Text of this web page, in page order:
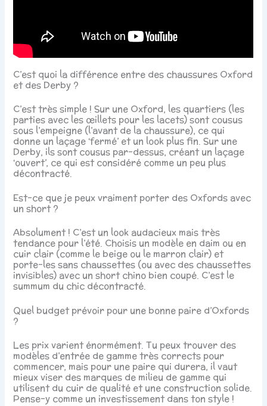
C’est quoi la différence entre des chaussures Oxford
et des Derby ?
C’est très simple ! Sur une Oxford, les quartiers (les
parties avec les œillets pour les lacets) sont cousus
sous l’empeigne (l’avant de la chaussure), ce qui
donne un laçage ‘fermé’ et un look plus fin. Sur une
Derby, ils sont cousus par-dessus, créant un laçage
‘ouvert’, ce qui est considéré comme un peu plus
décontracté.
Est-ce que je peux vraiment porter des Oxfords avec
un short ?
Absolument ! C’est un look audacieux mais très
tendance pour l’été. Choisis un modèle en daim ou en
cuir clair (comme le beige ou le marron clair) et
porte-les sans chaussettes (ou avec des chaussettes
invisibles) avec un short chino bien coupé. C’est le
summum du chic décontracté.
Quel budget prévoir pour une bonne paire d’Oxfords
?
Les prix varient énormément. Tu peux trouver des
modèles d’entrée de gamme très corrects pour
commencer, mais pour une paire qui durera, il vaut
mieux viser des marques de milieu de gamme qui
utilisent du cuir de qualité et une construction solide.
Pense-y comme un investissement dans ton style !